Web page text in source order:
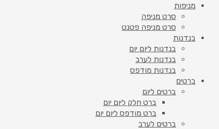
מניפות
סרט מניפה
סרט מניפה פטנט
בנדנות
בנדנות ליום יום
בנדנות לערב
בנדנות מודפס
ברטים
ברטים ליום
ברט חלק ליום יום
ברט מודפס ליום יום
ברטים לערב